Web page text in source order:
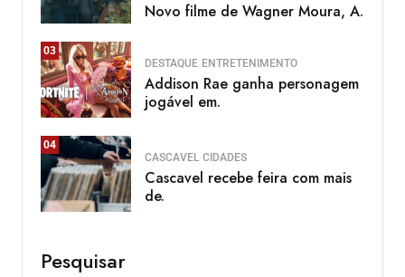
Novo filme de Wagner Moura, A.
03
DESTAQUE ENTRETENIMENTO
Addison Rae ganha personagem
jogável em.
04
CASCAVEL CIDADES
Cascavel recebe feira com mais
de.
Pesquisar